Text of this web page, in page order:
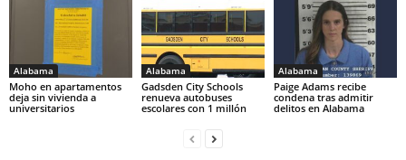
Alabama
Moho en apartamentos
deja sin vivienda a
universitarios
Alabama
Gadsden City Schools
renueva autobuses
escolares con 1 millón
Alabama
Paige Adams recibe
condena tras admitir
delitos en Alabama